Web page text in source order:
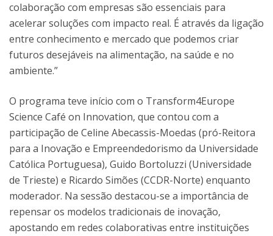
colaboração com empresas são essenciais para
acelerar soluções com impacto real. É através da ligação
entre conhecimento e mercado que podemos criar
futuros desejáveis na alimentação, na saúde e no
ambiente.”
O programa teve início com o Transform4Europe
Science Café on Innovation, que contou com a
participação de Celine Abecassis-Moedas (pró-Reitora
para a Inovação e Empreendedorismo da Universidade
Católica Portuguesa), Guido Bortoluzzi (Universidade
de Trieste) e Ricardo Simões (CCDR-Norte) enquanto
moderador. Na sessão destacou-se a importância de
repensar os modelos tradicionais de inovação,
apostando em redes colaborativas entre instituições